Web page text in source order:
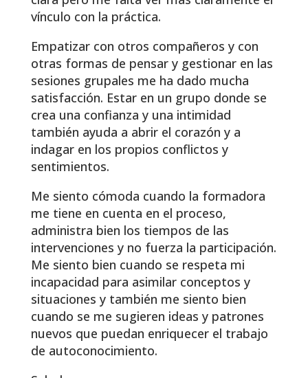
vínculo con la práctica.
Empatizar con otros compañeros y con
otras formas de pensar y gestionar en las
sesiones grupales me ha dado mucha
satisfacción. Estar en un grupo donde se
crea una confianza y una intimidad
también ayuda a abrir el corazón y a
indagar en los propios conflictos y
sentimientos.
Me siento cómoda cuando la formadora
me tiene en cuenta en el proceso,
administra bien los tiempos de las
intervenciones y no fuerza la participación.
Me siento bien cuando se respeta mi
incapacidad para asimilar conceptos y
situaciones y también me siento bien
cuando se me sugieren ideas y patrones
nuevos que puedan enriquecer el trabajo
de autoconocimiento.